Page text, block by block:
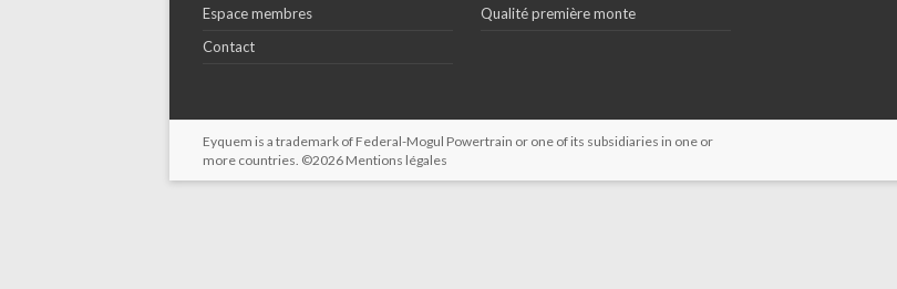
Espace membres
Contact
Qualité première monte
Eyquem is a trademark of Federal-Mogul Powertrain or one of its subsidiaries in one or
more countries. ©2026 Mentions légales